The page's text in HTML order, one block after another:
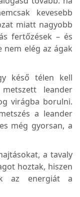
kevesebb
miatt nagyobb
fertőzések – és
nem elég az ágak
késő télen kell
leander
virágba borulni.
a leander
még gyorsan, a
a tavaly
hoztak, hiszen
az energiát a